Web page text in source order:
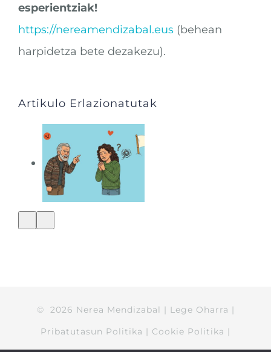
esperientziak!
https://nereamendizabal.eus (behean
harpidetza bete dezakezu).
Artikulo Erlazionatutak
© 2026 Nerea Mendizabal | Lege Oharra |
Pribatutasun Politika | Cookie Politika |